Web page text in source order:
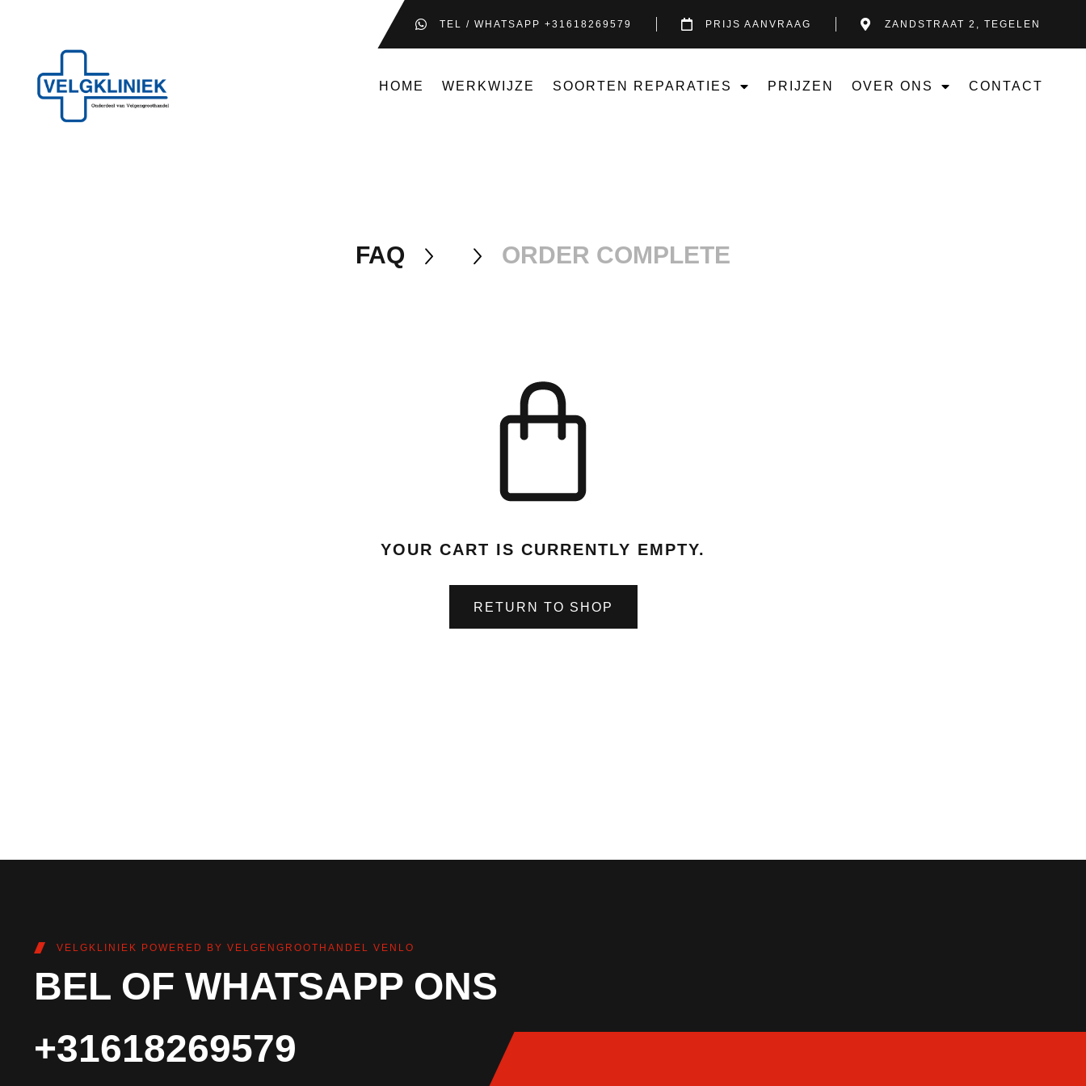
TEL / WHATSAPP +31618269579 PRIJS AANVRAAG ZANDSTRAAT 2, TEGELEN
HOME WERKWIJZE SOORTEN REPARATIES PRIJZEN OVER ONS CONTACT
FAQ   ORDER COMPLETE
YOUR CART IS CURRENTLY EMPTY.
RETURN TO SHOP
VELGKLINIEK POWERED BY VELGENGROOTHANDEL VENLO
BEL OF WHATSAPP ONS
+31618269579